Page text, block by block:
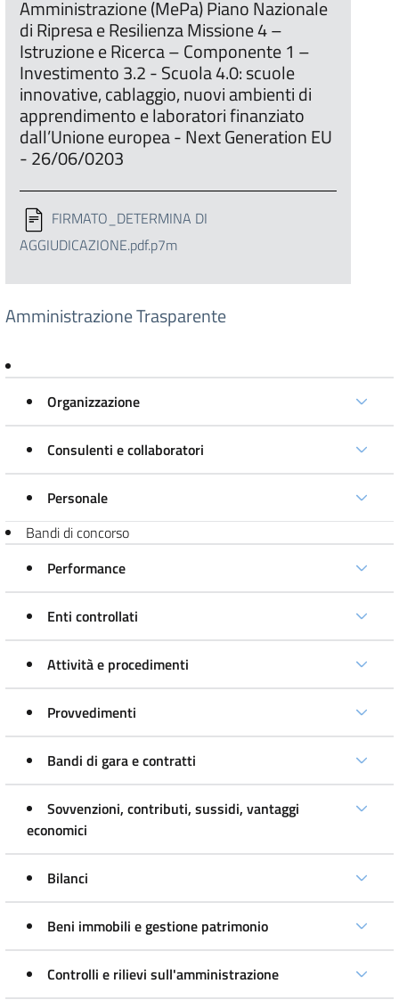
Amministrazione (MePa) Piano Nazionale
di Ripresa e Resilienza Missione 4 –
Istruzione e Ricerca – Componente 1 –
Investimento 3.2 - Scuola 4.0: scuole
innovative, cablaggio, nuovi ambienti di
apprendimento e laboratori finanziato
dall’Unione europea - Next Generation EU
- 26/06/0203
FIRMATO_DETERMINA DI
AGGIUDICAZIONE.pdf.p7m
Amministrazione Trasparente
Organizzazione
Consulenti e collaboratori
Personale
Bandi di concorso
Performance
Enti controllati
Attività e procedimenti
Provvedimenti
Bandi di gara e contratti
Sovvenzioni, contributi, sussidi, vantaggi
economici
Bilanci
Beni immobili e gestione patrimonio
Controlli e rilievi sull'amministrazione